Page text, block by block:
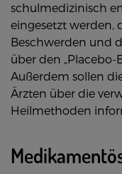
schulmedizinisch
eingesetzt werden,
Beschwerden und
über den „Placebo-
Außerdem sollen
Ärzten über die
Heilmethoden